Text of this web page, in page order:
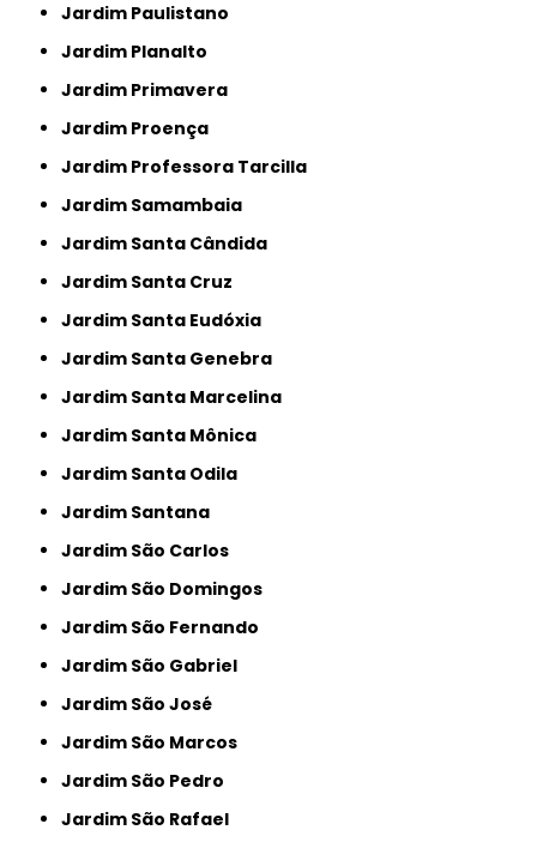
Jardim Paulistano
Jardim Planalto
Jardim Primavera
Jardim Proença
Jardim Professora Tarcilla
Jardim Samambaia
Jardim Santa Cândida
Jardim Santa Cruz
Jardim Santa Eudóxia
Jardim Santa Genebra
Jardim Santa Marcelina
Jardim Santa Mônica
Jardim Santa Odila
Jardim Santana
Jardim São Carlos
Jardim São Domingos
Jardim São Fernando
Jardim São Gabriel
Jardim São José
Jardim São Marcos
Jardim São Pedro
Jardim São Rafael